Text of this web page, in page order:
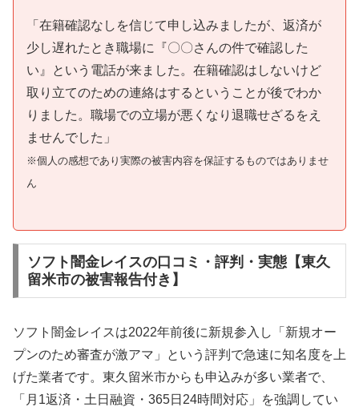
「在籍確認なしを信じて申し込みましたが、返済が
少し遅れたとき職場に『〇〇さんの件で確認した
い』という電話が来ました。在籍確認はしないけど
取り立てのための連絡はするということが後でわか
りました。職場での立場が悪くなり退職せざるをえ
ませんでした」
※個人の感想であり実際の被害内容を保証するものではありませ
ん
ソフト闇金レイスの口コミ・評判・実態【東久
留米市の被害報告付き】
ソフト闇金レイスは2022年前後に新規参入し「新規オー
プンのため審査が激アマ」という評判で急速に知名度を上
げた業者です。東久留米市からも申込みが多い業者で、
「月1返済・土日融資・365日24時間対応」を強調してい